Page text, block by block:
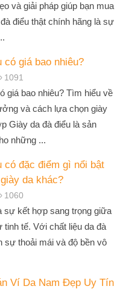
và giải pháp giúp bạn mua
điểu thật chính hãng là sự
có giá bao nhiêu?
1091
giá bao nhiêu? Tìm hiểu về
và cách lựa chọn giày
Giày da đà điểu là sản
những ...
có đặc điểm gì nổi bật
da khác?
1060
sự kết hợp sang trọng giữa
tinh tế. Với chất liệu da đà
sự thoải mái và độ bền vô
Ví Da Nam Đẹp Uy Tín